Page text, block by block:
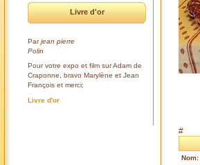
Livre d'or
Parjean pierre
Polin
Pour votre expo et film sur Adam de
Craponne, bravo Marylène et Jean
François et merci;
Livre d'or
#
Nom: